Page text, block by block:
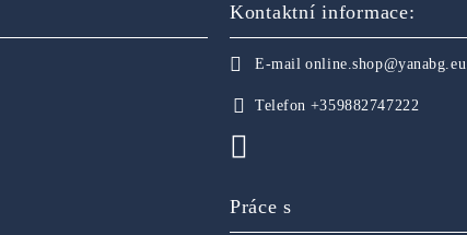
Kontaktní informace:
E-mail online.shop@yanabg.eu
Telefon +359882747222
Práce s